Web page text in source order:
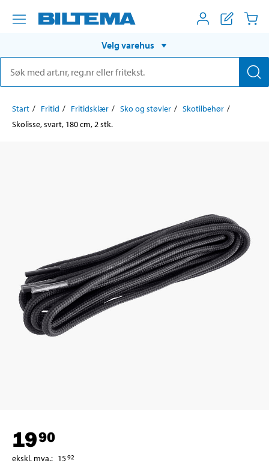
Velg varehus
Start Fritid Fritidsklær Sko og støvler
Skotilbehør
Skolisse, svart, 180 cm, 2 stk.
1990
ekskl. mva.: 1592